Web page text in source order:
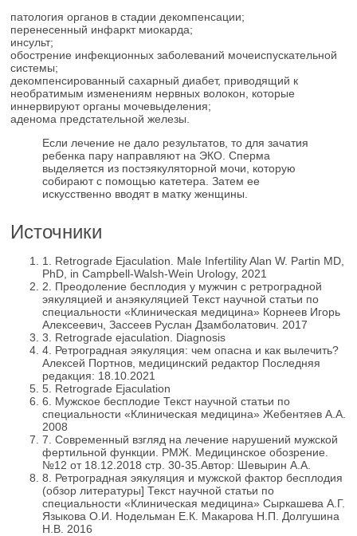
патология органов в стадии декомпенсации;
перенесенный инфаркт миокарда;
инсульт;
обострение инфекционных заболеваний мочеиспускательной
системы;
декомпенсированный сахарный диабет, приводящий к
необратимым изменениям нервных волокон, которые
иннервируют органы мочевыделения;
аденома предстательной железы.
Если лечение не дало результатов, то для зачатия
ребенка пару направляют на ЭКО. Сперма
выделяется из постэякуляторной мочи, которую
собирают с помощью катетера. Затем ее
искусственно вводят в матку женщины.
Источники
1. Retrograde Ejaculation. Male Infertility Alan W. Partin MD,
PhD, in Campbell-Walsh-Wein Urology, 2021
2. Преодоление бесплодия у мужчин с ретроградной
эякуляцией и анэякуляцией Текст научной статьи по
специальности «Клиническая медицина» Корнеев Игорь
Алексеевич, Зассеев Руслан Дзамболатович. 2017
3. Retrograde ejaculation. Diagnosis
4. Ретроградная эякуляция: чем опасна и как вылечить?
Алексей Портнов, медицинский редактор Последняя
редакция: 18.10.2021
5. Retrograde Ejaculation
6. Мужское бесплодие Текст научной статьи по
специальности «Клиническая медицина» Жебентяев А.А.
2008
7.Современный взгляд на лечение нарушений мужской
фертильной функции. РМЖ. Медицинское обозрение.
№12 от 18.12.2018 стр. 30-35.Автор: Шевырин А.А.
8. Ретроградная эякуляция и мужской фактор бесплодия
(обзор литературы] Текст научной статьи по
специальности «Клиническая медицина» Сыркашева А.Г.
Языкова О.И. Нодельман Е.К. Макарова Н.П. Долгушина
Н.В. 2016